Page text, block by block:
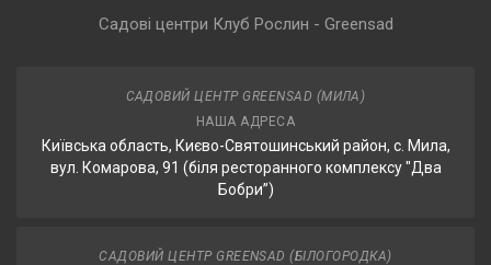
Садові центри Клуб Рослин - Greensad
САДОВИЙ ЦЕНТР GREENSAD (МИЛА)
НАША АДРЕСА
Київська область, Києво-Святошинський район, с. Мила,
вул. Комарова, 91 (біля ресторанного комплексу "Два
Бобри”)
САДОВИЙ ЦЕНТР GREENSAD (БІЛОГОРОДКА)